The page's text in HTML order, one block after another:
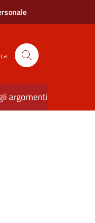
argomenti